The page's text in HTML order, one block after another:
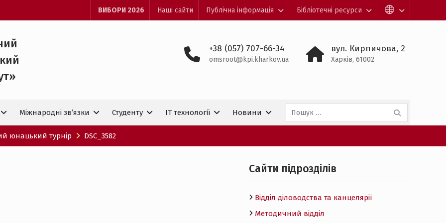
ВИБОРИ 2026 Наші сайти Публічна інформація Бібліотечні ресурси
+38 (057) 707-66-34
omsroot@kpi.kharkov.ua
вул. Кирпичова, 2
Харків, 61002
Міжнародні зв’язки Студенту IT технологiї Новини
Пошук:
юнацький турнір DSC_3582
Cайти підрозділів
Відділ діловодства та канцелярії
Методичний відділ